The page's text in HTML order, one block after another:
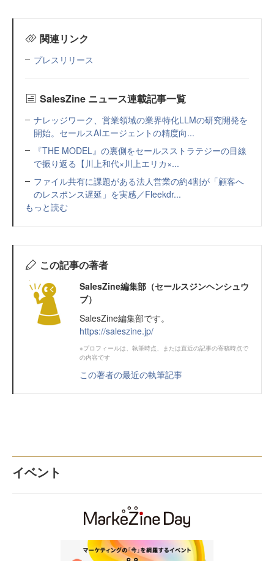
関連リンク
プレスリリース
SalesZine ニュース連載記事一覧
ナレッジワーク、営業領域の業界特化LLMの研究開発を
開始。セールスAIエージェントの精度向...
『THE MODEL』の裏側をセールスストラテジーの目線
で振り返る【川上和代×川上エリカ×...
ファイル共有に課題がある法人営業の約4割が「顧客へ
のレスポンス遅延」を実感／Fleekdr...
もっと読む
この記事の著者
SalesZine編集部（セールスジンヘンシュウ
ブ）
SalesZine編集部です。
https://saleszine.jp/
※プロフィールは、執筆時点、または直近の記事の寄稿時点で
の内容です
この著者の最近の執筆記事
イベント